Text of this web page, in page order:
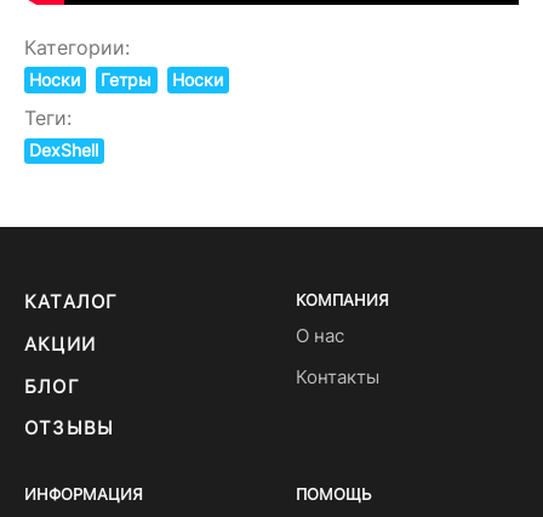
Категории:
Носки Гетры Носки
Теги:
DexShell
КАТАЛОГ
АКЦИИ
БЛОГ
ОТЗЫВЫ
КОМПАНИЯ
О нас
Контакты
ИНФОРМАЦИЯ ПОМОЩЬ